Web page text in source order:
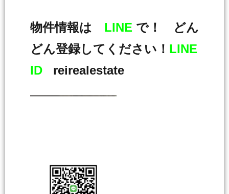
物件情報は LINE で！ どん
どん登録してください！ LINE
ID reirealestate